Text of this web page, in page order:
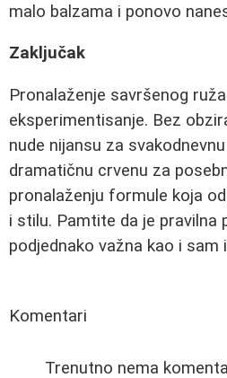
malo balzama i ponovo
Zaključak
Pronalaženje savršenog
eksperimentisanje. Bez
nude nijansu za
dramatičnu crvenu za
pronalaženju formule koja
i stilu. Pamtite da je pravilna
podjednako važna kao i sam
Komentari
Trenutno nema